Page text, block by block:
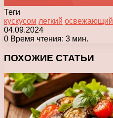
Теги
кускусом легкий освежающий
04.09.2024
0 Время чтения: 3 мин.
ПОХОЖИЕ СТАТЬИ